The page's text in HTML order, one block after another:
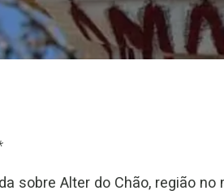
sobre Alter do Chão, região